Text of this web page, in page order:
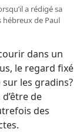
a rédigé sa
de Paul
dans un
le regard fixé
sur les gradins?
de
des